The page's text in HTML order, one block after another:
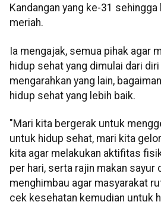
Kandangan yang ke-31
meriah.
Ia mengajak, semua pihak agar
hidup sehat yang dimulai dari
mengarahkan yang lain,
hidup sehat yang lebih baik.
"Mari kita bergerak untuk
untuk hidup sehat, mari kita
kita agar melakukan aktifitas
per hari, serta rajin makan sayur
menghimbau agar masyarakat
cek kesehatan kemudian untuk